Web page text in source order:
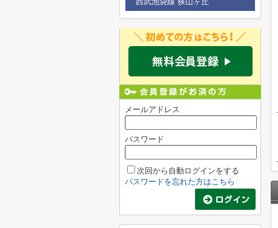
メールアドレス
パスワード
次回から自動ログインをする
パスワードを忘れた方はこちら